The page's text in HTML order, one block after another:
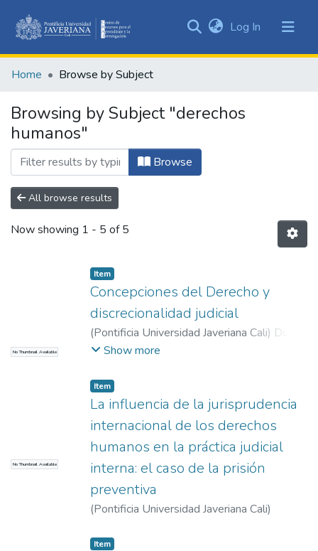
&
All of DSpace
Log In (current)
Home Browse by Subject
Browsing by Subject "derechos
humanos"
Browse
All browse results
Now showing 1 - 5 of 5
No Thumbnail Available
Item
Concepciones del Derecho y
discrecionalidad judicial
(Pontificia Universidad Javeriana Cali) Duque
Sandoval, Oscar
Show more
No Thumbnail Available
Item
La influencia de la jurisprudencia
internacional de los derechos
humanos en la práctica judicial
interna: el caso de la prisión
preventiva
(Pontificia Universidad Javeriana Cali)
Item